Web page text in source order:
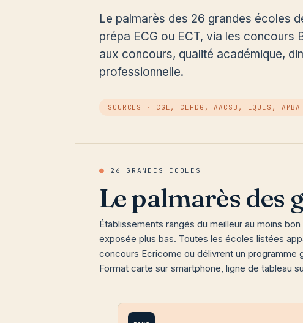
Le palmarès des 26 grandes écoles
prépa ECG ou ECT, via les concours
aux concours, qualité académique,
professionnelle.
SOURCES · CGE, CEFDG, AACSB, EQUIS, AMBA
● 26 GRANDES ÉCOLES
Le palmarès des
Établissements rangés du meilleur au moins
exposée plus bas. Toutes les écoles listées
concours Ecricome ou délivrent un programme
Format carte sur smartphone, ligne de tableau